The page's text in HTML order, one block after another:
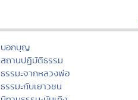
บอกบุญ
สถานปฏิบัติธรรม
ธรรมะจากหลวงพ่อ
ธรรมะกับเยาวชน